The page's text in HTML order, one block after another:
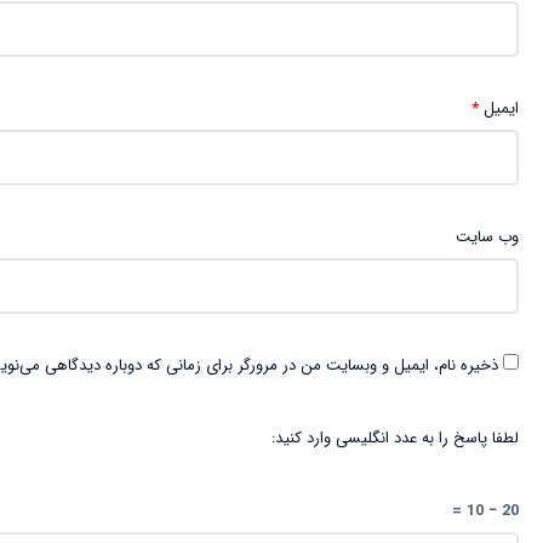
ایمیل*
وب‌ سایت
ذخیره نام، ایمیل و وبسایت من در مرورگر برای زمانی که دوباره دیدگاهی
لطفا پاسخ را به عدد انگلیسی وارد کنید:
20 − 10 =